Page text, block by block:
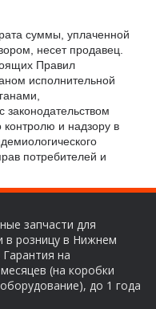
суммы, уплаченной
несет продавец.
Правил
исполнительной
и надзору в
потребителей и
запчасти для
в розницу в Нижнем
на
(на коробки
до 1 года